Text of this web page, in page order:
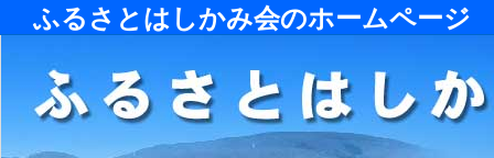
ふるさとはしかみ会のホームページ